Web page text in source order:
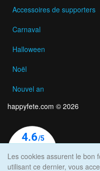
Accessoires de supporters
Carnaval
Halloween
Noël
Nouvel an
happyfete.com © 2026
Les cookies assurent le bon
utilisant ce dernier, vous